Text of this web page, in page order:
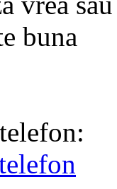
buna